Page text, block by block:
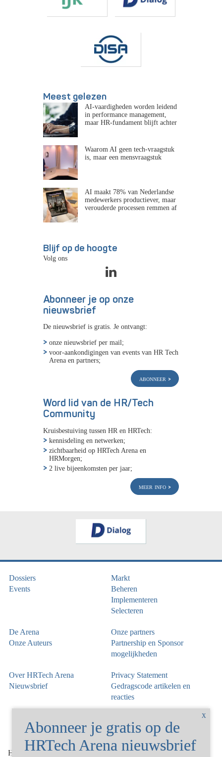
Meest gelezen
AI-vaardigheden worden leidend
in performance management,
maar HR-fundament blijft achter
Waarom AI geen tech-vraagstuk
is, maar een mensvraagstuk
AI maakt 78% van Nederlandse
medewerkers productiever, maar
verouderde processen remmen af
Blijf op de hoogte
Volg ons
Abonneer je op onze
nieuwsbrief
De nieuwsbrief is gratis. Je ontvangt:
onze nieuwsbrief per mail;
voor-aankondigingen van events van HR Tech
Arena en partners;
abonneer
Word lid van de HR/Tech
Community
Kruisbestuiving tussen HR en HRTech:
kennisdeling en netwerken;
zichtbaarheid op HRTech Arena en
HRMorgen;
2 live bijeenkomsten per jaar;
meer info
Dossiers
Events
Markt
Beheren
Implementeren
Selecteren
De Arena
Onze Auteurs
Onze partners
Partnership en Sponsor
mogelijkheden
Over HRTech Arena
Nieuwsbrief
Privacy Statement
Gedragscode artikelen en
reacties
HRTechArena 2026©